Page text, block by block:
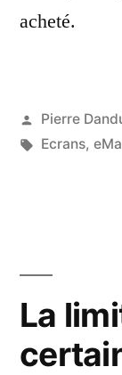
acheté.
Publié
par
Pierre
Étiquettes :
Ecrans,
La